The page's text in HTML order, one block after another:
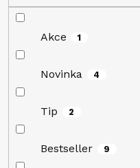
Akce 1
Novinka 4
Tip 2
Bestseller 9